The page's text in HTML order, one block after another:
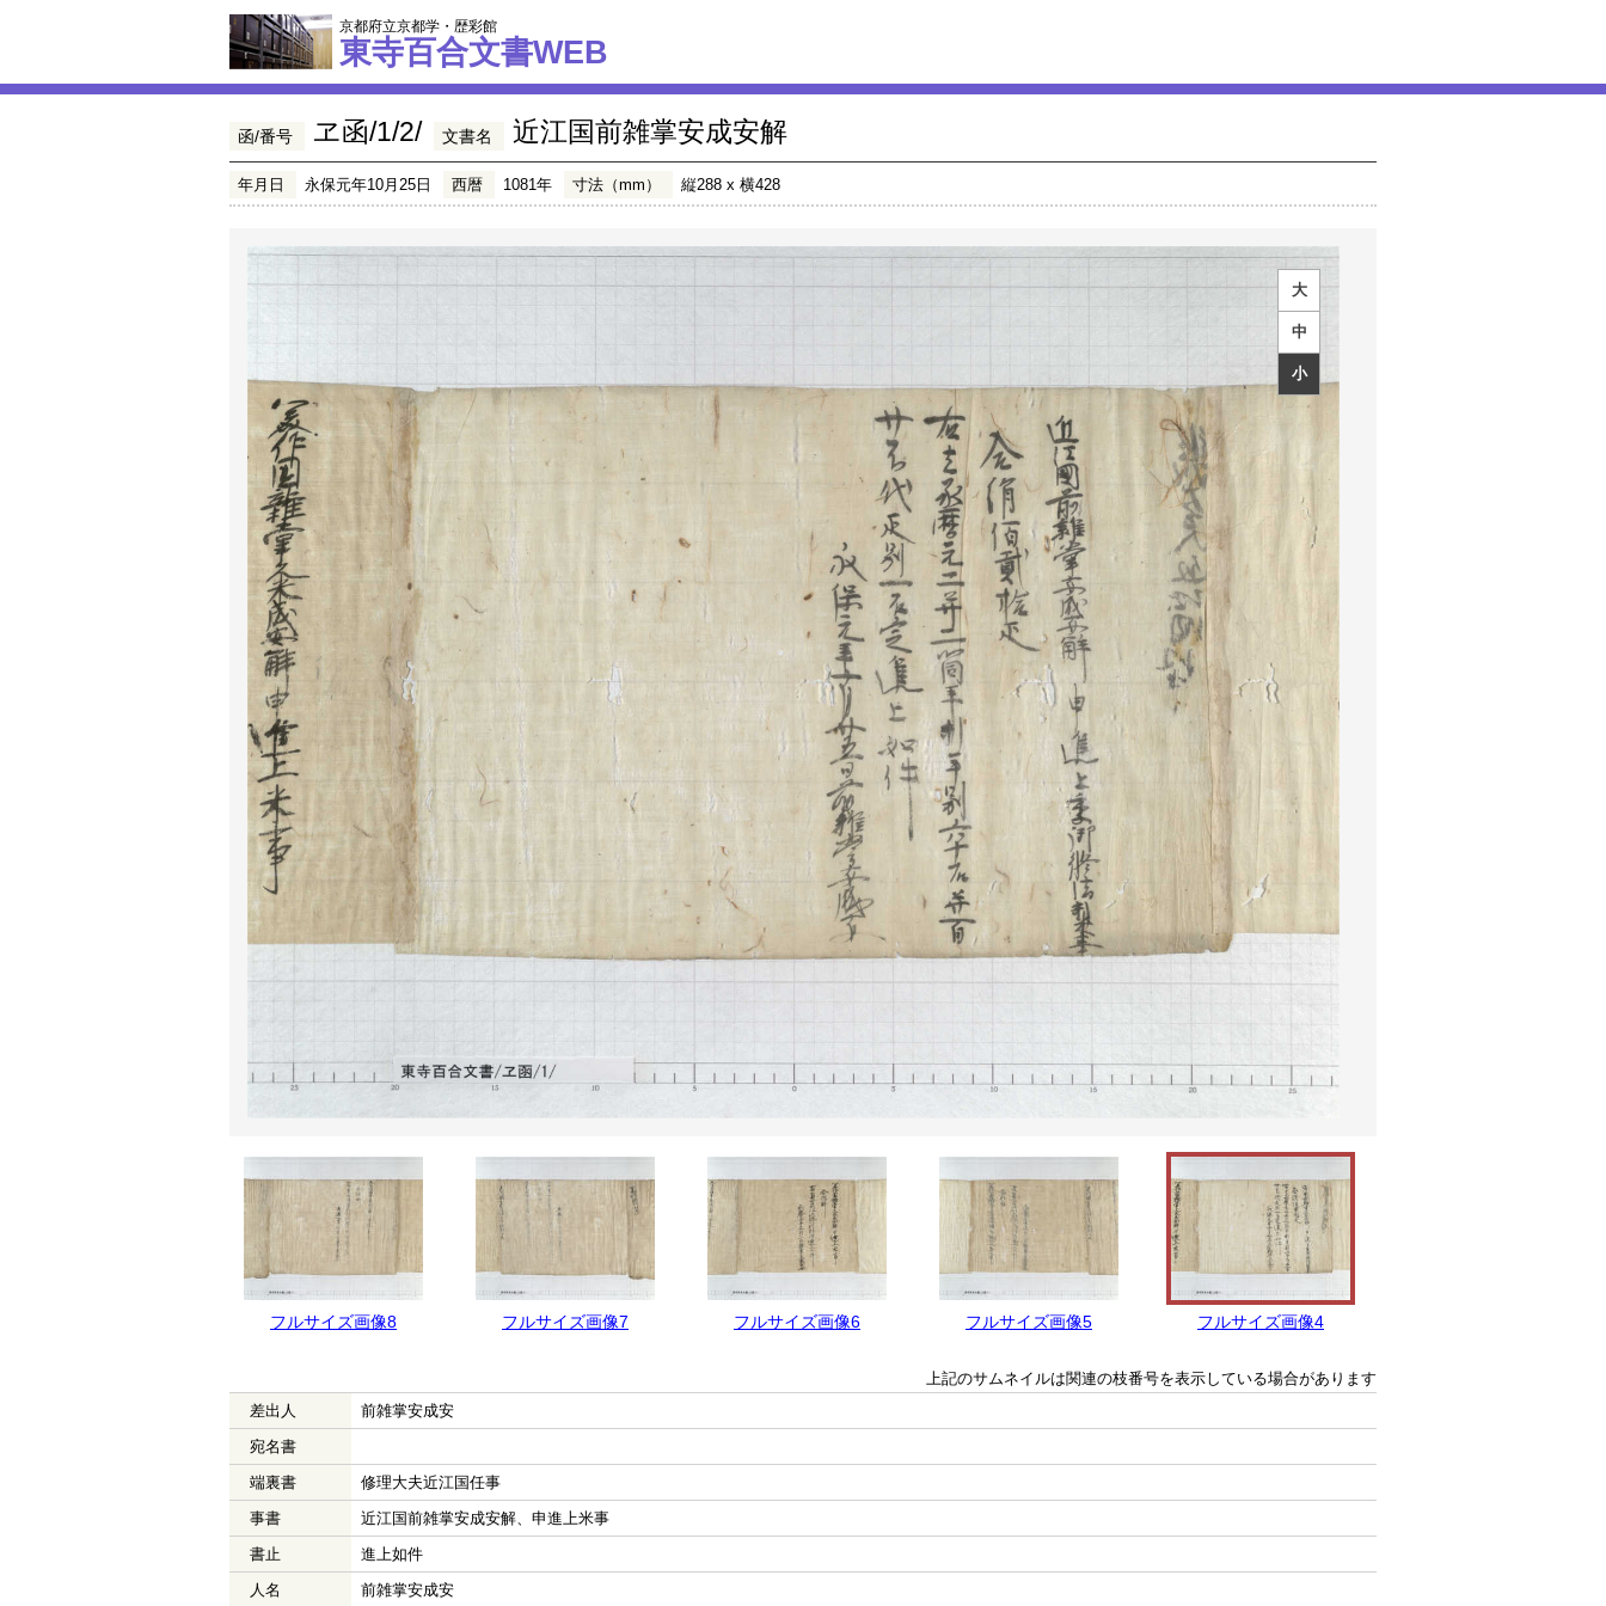
京都府立京都学・歴彩館
東寺百合文書WEB
函/番号 ヱ函/1/2/ 文書名 近江国前雑掌安成安解
年月日 永保元年10月25日 西暦 1081年 寸法（mm） 縦288 x 横428
大
中
小
フルサイズ画像8 フルサイズ画像7 フルサイズ画像6 フルサイズ画像5 フルサイズ画像4
上記のサムネイルは関連の枝番号を表示している場合があります
差出人
前雑掌安成安
宛名書
端裏書
修理大夫近江国任事
事書
近江国前雑掌安成安解、申進上米事
書止
進上如件
人名
前雑掌安成安